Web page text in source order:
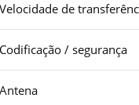
Velocidade de
Codificação / segurança
Antena